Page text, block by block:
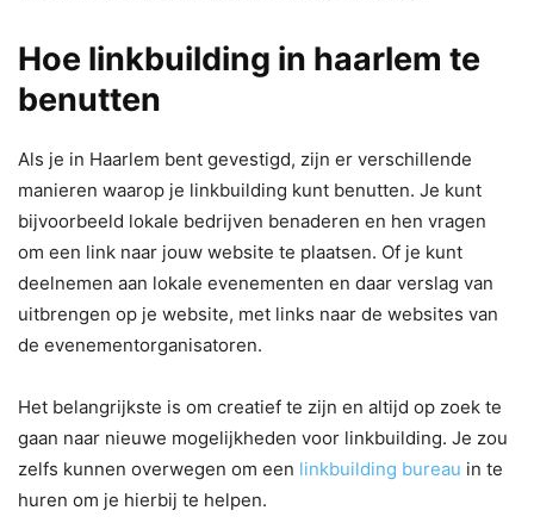
Hoe linkbuilding in haarlem te
benutten
Als je in Haarlem bent gevestigd, zijn er verschillende
manieren waarop je linkbuilding kunt benutten. Je kunt
bijvoorbeeld lokale bedrijven benaderen en hen vragen
om een link naar jouw website te plaatsen. Of je kunt
deelnemen aan lokale evenementen en daar verslag van
uitbrengen op je website, met links naar de websites van
de evenementorganisatoren.
Het belangrijkste is om creatief te zijn en altijd op zoek te
gaan naar nieuwe mogelijkheden voor linkbuilding. Je zou
zelfs kunnen overwegen om een linkbuilding bureau in te
huren om je hierbij te helpen.